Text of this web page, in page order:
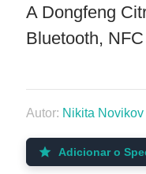
A Dongfeng
Bluetooth,
Autor: Nikita Novikov
Adicionar o